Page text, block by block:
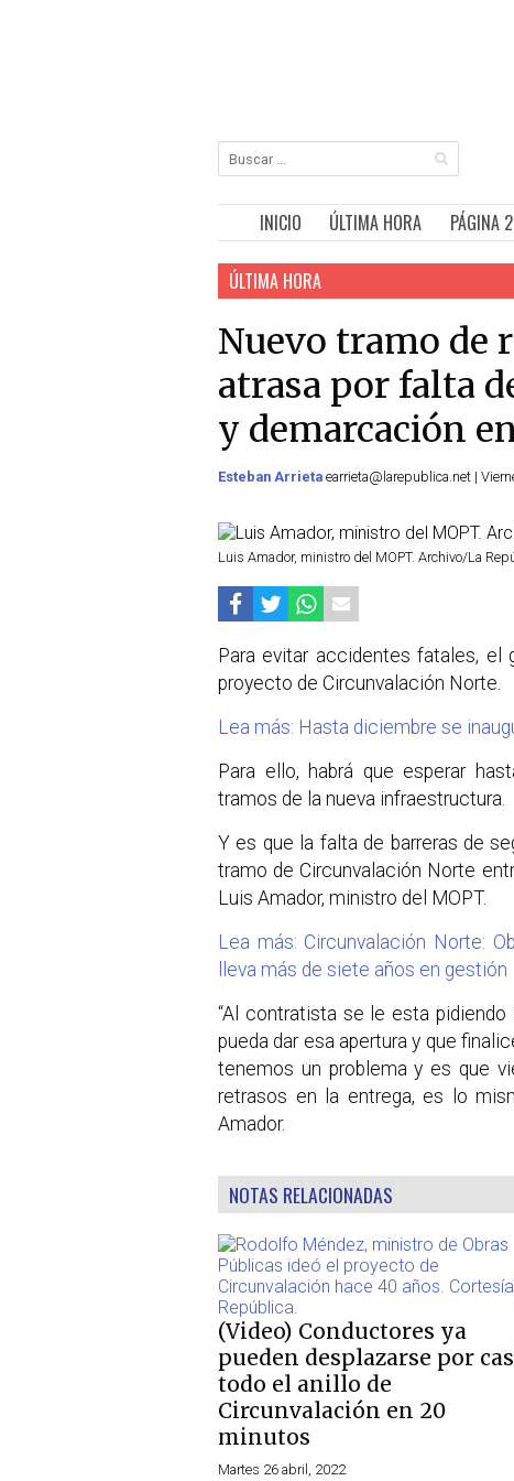
INICIO ÚLTIMA HORA PÁGINA 2
ÚLTIMA HORA
Nuevo tramo de
atrasa por falta
y demarcación
Esteban Arrieta earrieta@larepublica.net |
Luis Amador, ministro del MOPT. Archivo/La
Para evitar accidentes fatales, el
proyecto de Circunvalación Norte.
Lea más: Hasta diciembre se
Para ello, habrá que esperar
tramos de la nueva infraestructura.
Y es que la falta de barreras de
tramo de Circunvalación Norte
Luis Amador, ministro del MOPT.
Lea más: Circunvalación Norte:
lleva más de siete años en gestión
“Al contratista se le esta
pueda dar esa apertura y que
tenemos un problema y es que
retrasos en la entrega, es lo
Amador.
NOTAS RELACIONADAS
(Video) Conductores ya
pueden desplazarse por
todo el anillo de
Circunvalación en 20
minutos
Martes 26 abril, 2022